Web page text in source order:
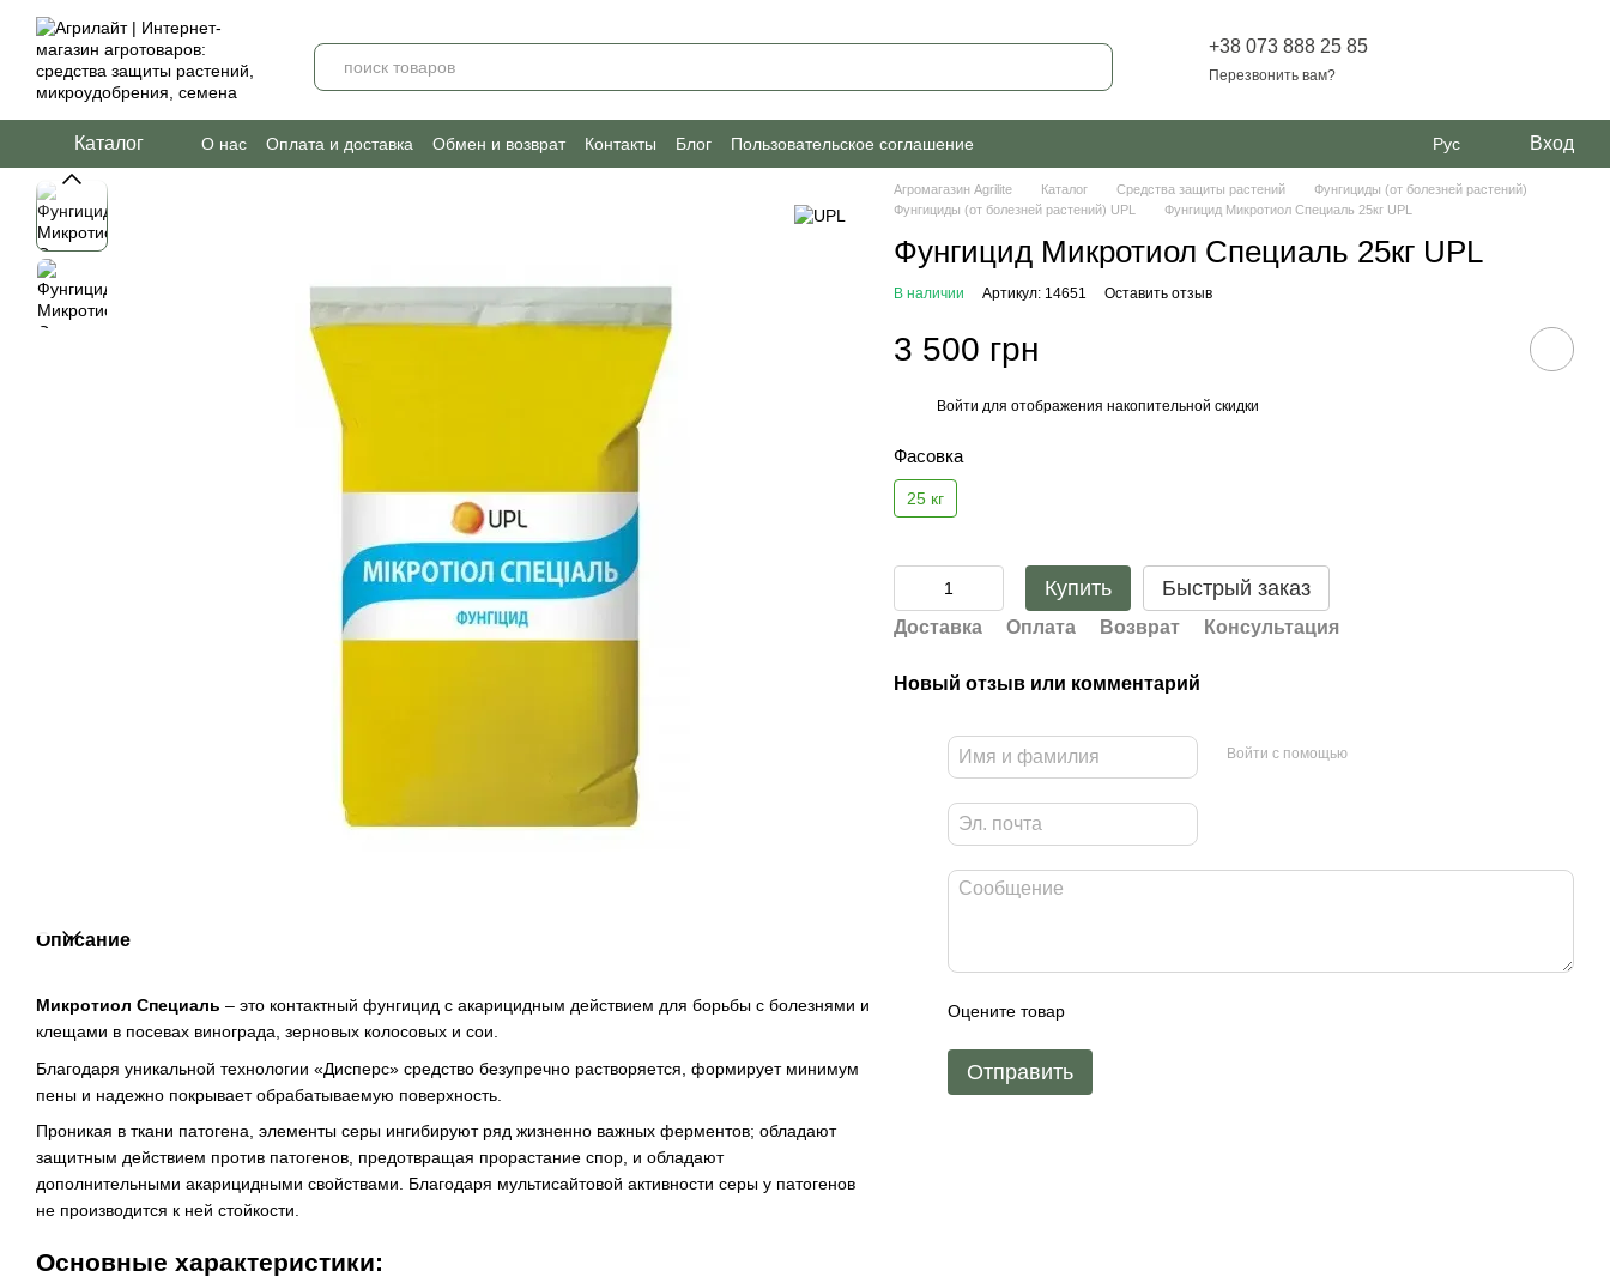
Перейти к основному контенту
+38 073 888 25 85
Перезвонить вам?
Каталог О нас Оплата и доставка Обмен и возврат Контакты Блог Пользовательское соглашение Рус Вход
Описание
Микротиол Специаль – это контактный фунгицид с акарицидным действием для борьбы с болезнями и
клещами в посевах винограда, зерновых колосовых и сои.
Благодаря уникальной технологии «Дисперс» средство безупречно растворяется, формирует минимум
пены и надежно покрывает обрабатываемую поверхность.
Проникая в ткани патогена, элементы серы ингибируют ряд жизненно важных ферментов; обладают
защитным действием против патогенов, предотвращая прорастание спор, и обладают
дополнительными акарицидными свойствами. Благодаря мультисайтовой активности серы у патогенов
не производится к ней стойкости.
Основные характеристики:
Агромагазин Agrilite Каталог Средства защиты растений
Фунгициды (от болезней растений)
Фунгициды (от болезней растений) UPL
Фунгицид Микротиол Специаль 25кг UPL
Фунгицид Микротиол Специаль 25кг UPL
В наличии Артикул: 14651 Оставить отзыв
3 500 грн
Войти для отображения накопительной скидки
Фасовка
25 кг
Купить Быстрый заказ
Доставка Оплата Возврат Консультация
Новый отзыв или комментарий
Войти с помощью
Оцените товар
Отправить